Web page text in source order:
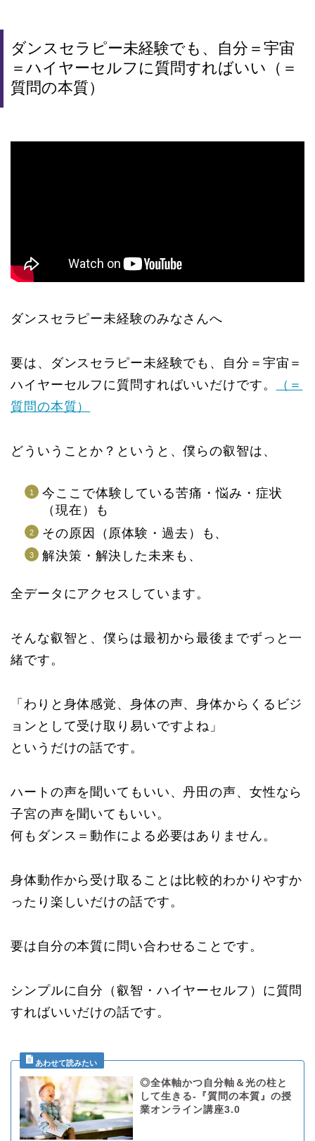
ダンスセラピー未経験でも、自分＝宇宙
＝ハイヤーセルフに質問すればいい（＝
質問の本質）
ダンスセラピー未経験のみなさんへ
要は、ダンスセラピー未経験でも、自分＝宇宙＝
ハイヤーセルフに質問すればいいだけです。
（＝
質問の本質）
どういうことか？というと、僕らの叡智は、
今ここで体験している苦痛・悩み・症状
（現在）も
その原因（原体験・過去）も、
解決策・解決した未来も、
全データにアクセスしています。
そんな叡智と、僕らは最初から最後までずっと一
緒です。
「わりと身体感覚、身体の声、身体からくるビジ
ョンとして受け取り易いですよね」
というだけの話です。
ハートの声を聞いてもいい、丹田の声、女性なら
子宮の声を聞いてもいい。
何もダンス＝動作による必要はありません。
身体動作から受け取ることは比較的わかりやすか
ったり楽しいだけの話です。
要は自分の本質に問い合わせることです。
シンプルに自分（叡智・ハイヤーセルフ）に質問
すればいいだけの話です。
◎全体軸かつ自分軸＆光の柱と
して生きる-『質問の本質』の授
業オンライン講座3.0